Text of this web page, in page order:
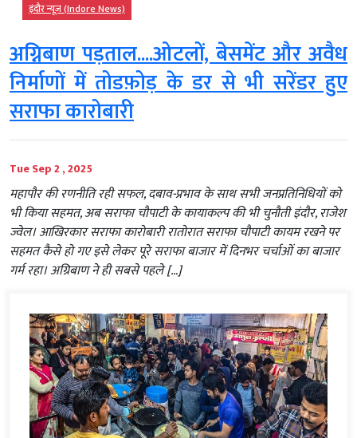
इंदौर न्यूज़ (Indore News)
अग्निबाण पड़ताल....ओटलों, बेसमेंट और अवैध
निर्माणों में तोडफ़ोड़ के डर से भी सरेंडर हुए
सराफा कारोबारी
Tue Sep 2 , 2025
महापौर की रणनीति रही सफल, दबाव-प्रभाव के साथ सभी जनप्रतिनिधियों को
भी किया सहमत, अब सराफा चौपाटी के कायाकल्प की भी चुनौती इंदौर, राजेश
ज्वेल। आखिरकार सराफा कारोबारी रातोरात सराफा चौपाटी कायम रखने पर
सहमत कैसे हो गए इसे लेकर पूरे सराफा बाजार में दिनभर चर्चाओं का बाजार
गर्म रहा। अग्रिबाण ने ही सबसे पहले […]